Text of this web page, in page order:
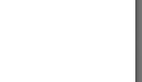
liegen, finden Sie hier.